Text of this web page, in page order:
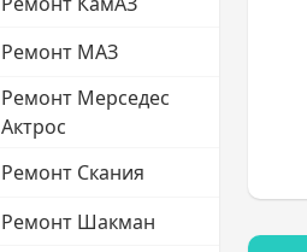
Ремонт МАЗ
Ремонт Мерседес
Актрос
Ремонт Скания
Ремонт Шакман